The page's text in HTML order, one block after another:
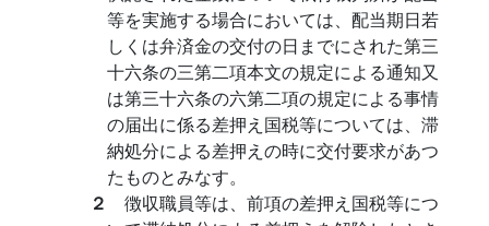
等を実施する場合においては、配当期日若
しくは弁済金の交付の日までにされた第三
十六条の三第二項本文の規定による通知又
は第三十六条の六第二項の規定による事情
の届出に係る差押え国税等については、滞
納処分による差押えの時に交付要求があつ
たものとみなす。
２ 徴収職員等は、前項の差押え国税等につ